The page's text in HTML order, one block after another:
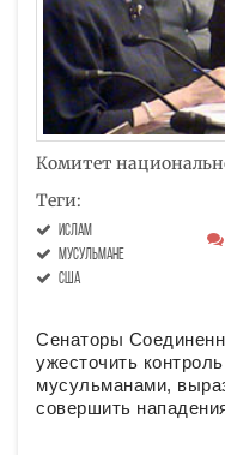
Комитет
Теги:
ислам
мусульмане
США
Сенаторы
ужесточить
мусульманами,
совершить